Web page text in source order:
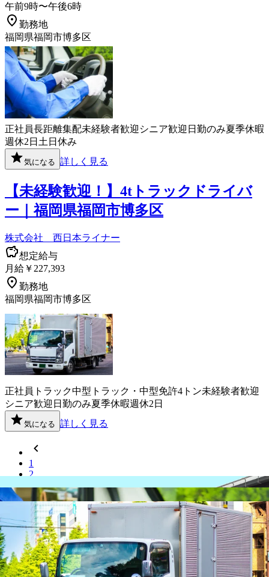
午前9時〜午後6時
勤務地
福岡県福岡市博多区
正社員長距離集配未経験者歓迎 シニア歓迎 日勤のみ夏季休暇
週休2日 土日休み
気になる 詳しく見る
【未経験歓迎！】4tトラックドライバ
ー｜福岡県福岡市博多区
株式会社 西日本ライナー
想定給与
月給￥227,393
勤務地
福岡県福岡市博多区
正社員 トラック中型トラック・中型免許4トン未経験者歓迎
シニア歓迎 日勤のみ夏季休暇週休2日
気になる 詳しく見る
1
2
4
福岡県内の市区町村の正社員ドライバ
ー求人を探す